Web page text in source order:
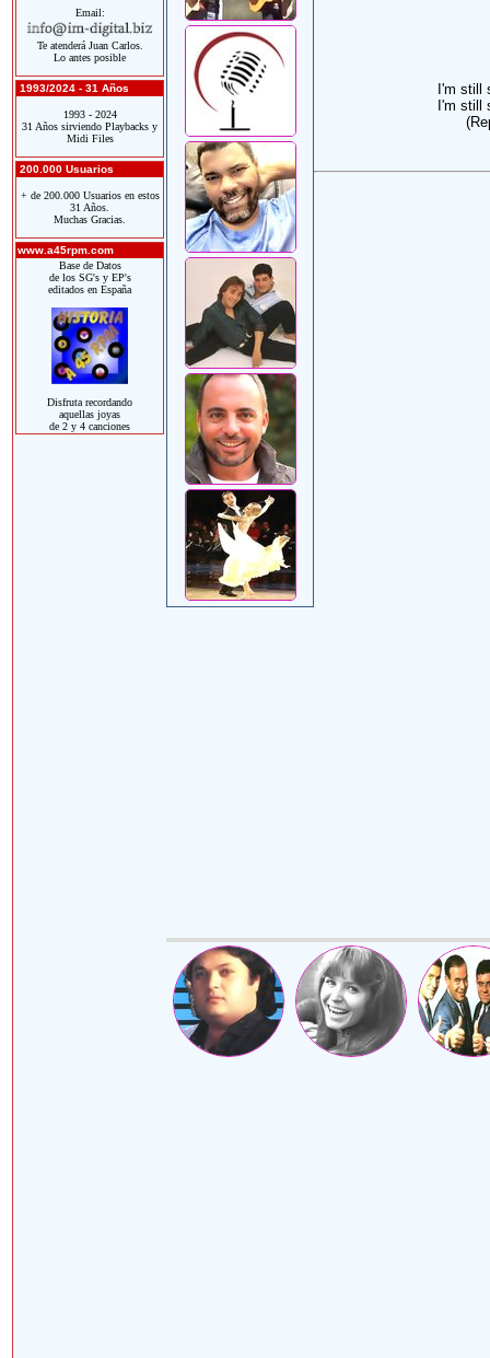
Email:
Te atenderá Juan Carlos.
Lo antes posible
1993/2024 - 31 Años
1993 - 2024
31 Años sirviendo Playbacks y
Midi Files
200.000 Usuarios
+ de 200.000 Usuarios en estos
31 Años.
Muchas Gracias.
www.a45rpm.com
Base de Datos
de los SG's y EP's
editados en España
Disfruta recordando
aquellas joyas
de 2 y 4 canciones
I'm still
I'm still